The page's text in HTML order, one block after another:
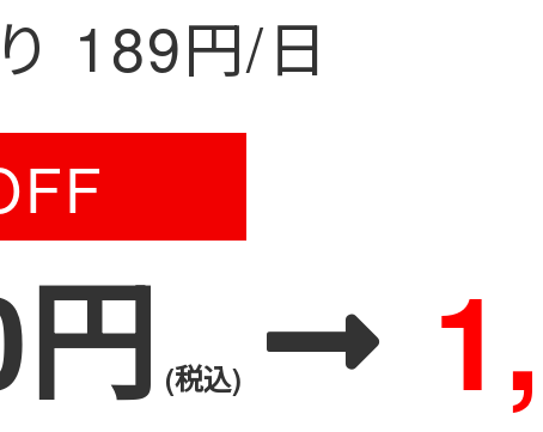
189円/日
(税込)